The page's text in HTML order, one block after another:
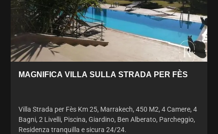
MAGNIFICA VILLA SULLA STRADA PER FÈS
Villa Strada per Fès Km 25, Marrakech, 450 M2, 4 Camere, 4
Bagni, 2 Livelli, Piscina, Giardino, Ben Alberato, Parcheggio,
Residenza tranquilla e sicura 24/24.